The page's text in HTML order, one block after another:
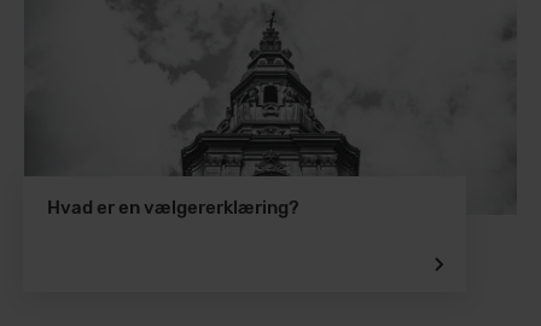
Hvad er en vælgererklæring?